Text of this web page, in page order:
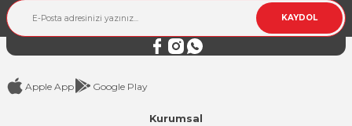
KAYDOL
Apple App Google Play
Kurumsal